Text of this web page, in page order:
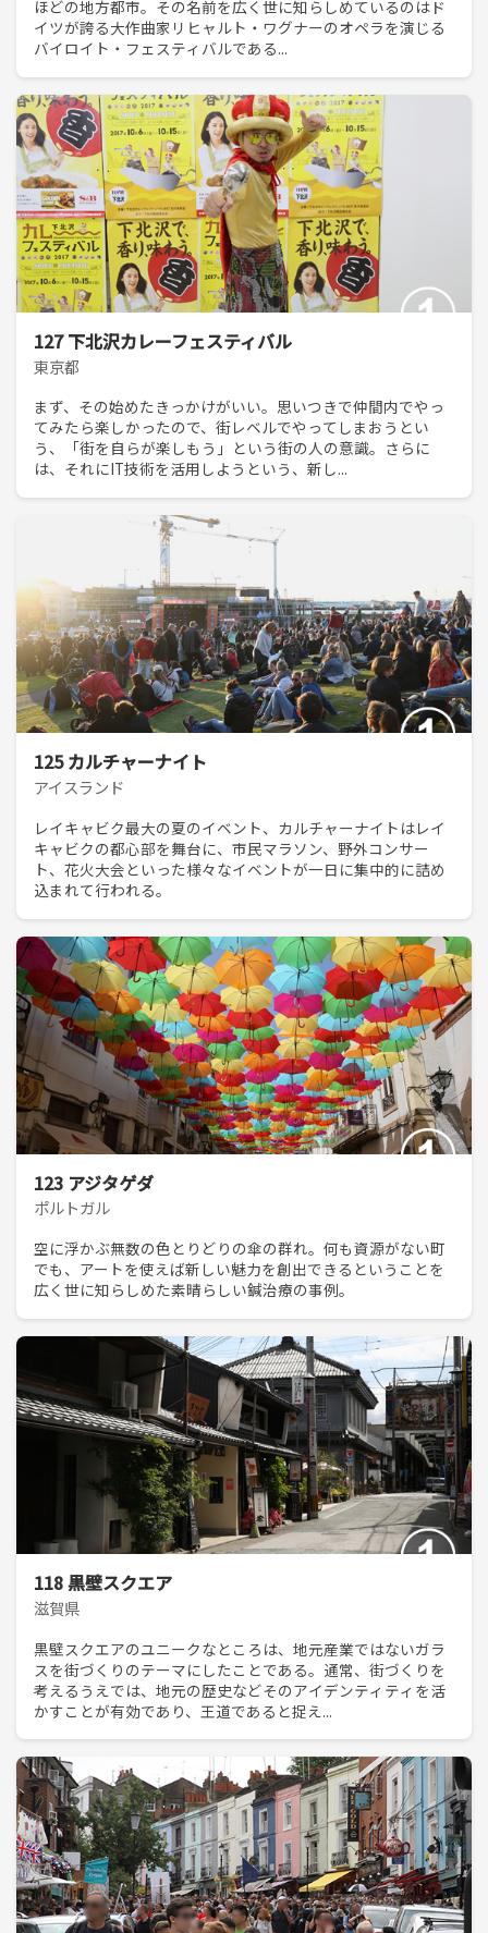
ほどの地方都市。その名前を広く世に知らしめているのはド
イツが誇る大作曲家リヒャルト・ワグナーのオペラを演じる
バイロイト・フェスティバルである...
127 下北沢カレーフェスティバル
東京都
まず、その始めたきっかけがいい。思いつきで仲間内でやっ
てみたら楽しかったので、街レベルでやってしまおうとい
う、「街を自らが楽しもう」という街の人の意識。さらに
は、それにIT技術を活用しようという、新し...
125 カルチャーナイト
アイスランド
レイキャビク最大の夏のイベント、カルチャーナイトはレイ
キャビクの都心部を舞台に、市民マラソン、野外コンサー
ト、花火大会といった様々なイベントが一日に集中的に詰め
込まれて行われる。
123 アジタゲダ
ポルトガル
空に浮かぶ無数の色とりどりの傘の群れ。何も資源がない町
でも、アートを使えば新しい魅力を創出できるということを
広く世に知らしめた素晴らしい鍼治療の事例。
118 黒壁スクエア
滋賀県
黒壁スクエアのユニークなところは、地元産業ではないガラ
スを街づくりのテーマにしたことである。通常、街づくりを
考えるうえでは、地元の歴史などそのアイデンティティを活
かすことが有効であり、王道であると捉え...